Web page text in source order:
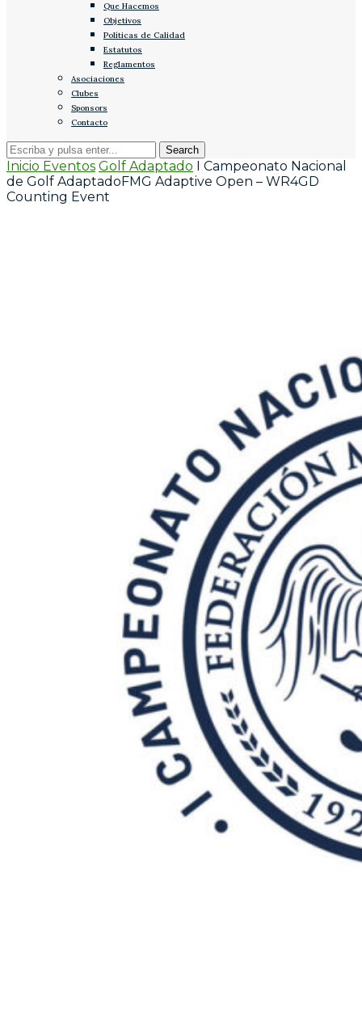
Que Hacemos
Objetivos
Políticas de Calidad
Estatutos
Reglamentos
Asociaciones
Clubes
Sponsors
Contacto
Inicio Eventos Golf Adaptado I Campeonato Nacional
de Golf AdaptadoFMG Adaptive Open – WR4GD
Counting Event